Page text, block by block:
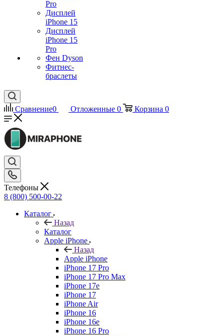
Pro
Дисплей
iPhone 15
Дисплей
iPhone 15
Pro
Фен Dyson
Фитнес-
браслеты
Сравнение0 Отложенные 0 Корзина 0
Телефоны
8 (800) 500-00-22
Каталог
Назад
Каталог
Apple iPhone
Назад
Apple iPhone
iPhone 17 Pro
iPhone 17 Pro Max
iPhone 17e
iPhone 17
iPhone Air
iPhone 16
iPhone 16e
iPhone 16 Pro